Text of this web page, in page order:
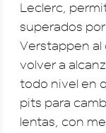
Leclerc,
superados por
Verstappen al
volver a
todo nivel en
pits para
lentas, con